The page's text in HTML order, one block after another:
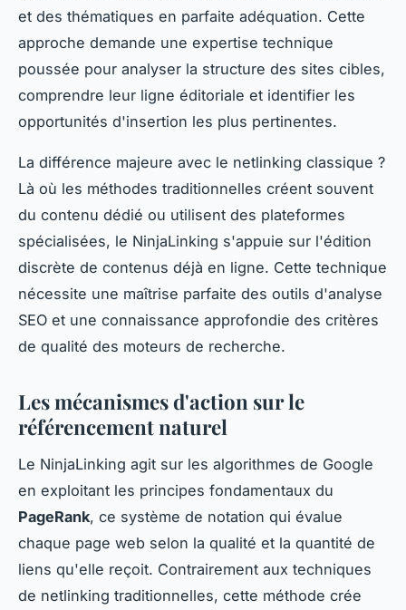
et des thématiques en parfaite adéquation. Cette
approche demande une expertise technique
poussée pour analyser la structure des sites cibles,
comprendre leur ligne éditoriale et identifier les
opportunités d'insertion les plus pertinentes.
La différence majeure avec le netlinking classique ?
Là où les méthodes traditionnelles créent souvent
du contenu dédié ou utilisent des plateformes
spécialisées, le NinjaLinking s'appuie sur l'édition
discrète de contenus déjà en ligne. Cette technique
nécessite une maîtrise parfaite des outils d'analyse
SEO et une connaissance approfondie des critères
de qualité des moteurs de recherche.
Les mécanismes d'action sur le
référencement naturel
Le NinjaLinking agit sur les algorithmes de Google
en exploitant les principes fondamentaux du
PageRank, ce système de notation qui évalue
chaque page web selon la qualité et la quantité de
liens qu'elle reçoit. Contrairement aux techniques
de netlinking traditionnelles, cette méthode crée